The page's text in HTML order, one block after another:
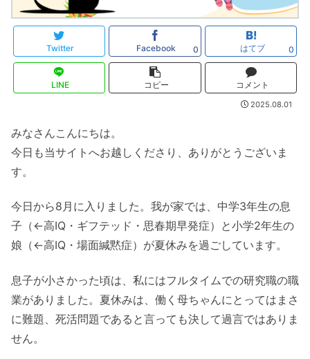
Twitter Facebook 0 はてブ 0
LINE コピー コメント
2025.08.01
みなさんこんにちは。
今日も当サイトへお越しくださり、ありがとうございま
す。
今日から8月に入りました。我が家では、中学3年生の息
子（←高IQ・ギフテッド・思春期早発症）と小学2年生の
娘（←高IQ・場面緘黙症）が夏休みを過ごしています。
息子が小さかった頃は、私にはフルタイムでの研究職の職
業がありました。夏休みは、働く母ちゃんにとってはまさ
に難題、死活問題であると言っても決して過言ではありま
せん。